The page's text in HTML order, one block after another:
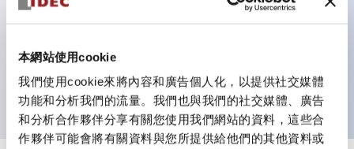
本網站使用cookie
我們使用cookie來將內容和廣告個人化，以提供社交媒體
功能和分析我們的流量。我們也與我們的社交媒體、廣告
和分析合作夥伴分享有關您使用我們網站的資料，這些合
作夥伴可能會將有關資料與您所提供給他們的其他資料或
防護結構具備IP40和IP65等級。（IEC 60529）
認證（不含指示燈）。
可使用專用配件輕鬆更換為Φ22閃光輪廓